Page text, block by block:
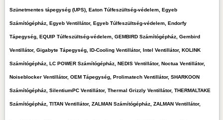
Szünetmentes tápegység (UPS), Eaton Túlfeszültség-védelem, Egyeb
Számítógépház, Egyeb Ventillátor, Egyeb Túlfeszültség-védelem, Endorfy
Tápegység, EQUIP Túlfeszültség-védelem, GEMBIRD Számítógépház, Gembird
Ventillátor, Gigabyte Tápegység, ID-Cooling Ventillátor, Intel Ventillátor, KOLINK
Számítógépház, LC POWER Számítógépház, NEDIS Ventillátor, Noctua Ventillátor,
Noiseblocker Ventillátor, OEM Tápegység, Prolimatech Ventillátor, SHARKOON
Számítógépház, SilentiumPC Ventillátor, Thermal Grizzly Ventillátor, THERMALTAKE
Számítógépház, TITAN Ventillátor, ZALMAN Számítógépház, ZALMAN Ventillátor,